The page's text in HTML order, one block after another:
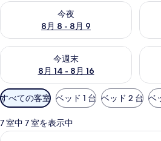
今夜
8月 8 - 8月 9
今夜 8月 8 - 8月 9 の空室状況をチェ
明
今週末
8月 14 - 8月 16
今週末 8月 14 - 8月 16 の空室状況をチ
来
利
用
可
能
すべての客室 ベッド 1 台 ベッド 2 台 ベ
7 室中 7 室を表示中